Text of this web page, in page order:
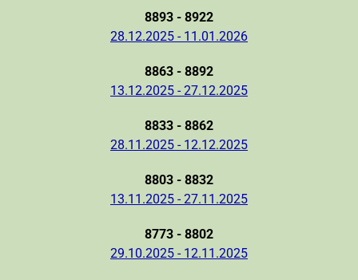
8893 - 8922
28.12.2025 - 11.01.2026
8863 - 8892
13.12.2025 - 27.12.2025
8833 - 8862
28.11.2025 - 12.12.2025
8803 - 8832
13.11.2025 - 27.11.2025
8773 - 8802
29.10.2025 - 12.11.2025